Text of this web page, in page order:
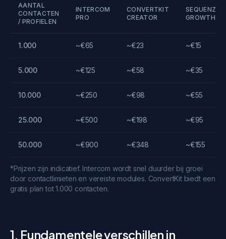
AANTAL
CONTACTEN
/ PROFIELEN
INTERCOM
PRO
CONVERTKIT
CREATOR
SEQUENZY
GROWTH
1.000 ~€65 ~€23 ~€15
5.000 ~€125 ~€58 ~€35
10.000 ~€250 ~€98 ~€55
25.000 ~€500 ~€198 ~€95
50.000 ~€900 ~€348 ~€155
*Prijzen zijn indicatief. Intercom wordt snel duurder bij groei
door contactlimieten en vereiste modules. ConvertKit biedt een
gratis plan tot 1.000 contacten.
1. Fundamentele verschillen in